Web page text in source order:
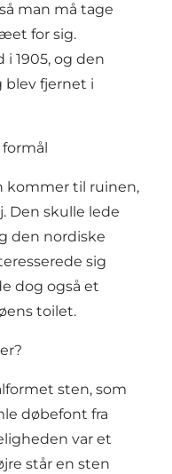
man må tage
for sig.
1905, og den
fjernet i
kommer til ruinen,
Den skulle lede
den nordiske
sig
dog også et
toilet.
sten, som
døbefont fra
var et
står en sten